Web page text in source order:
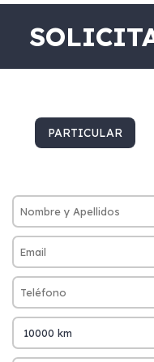
PARTICULAR